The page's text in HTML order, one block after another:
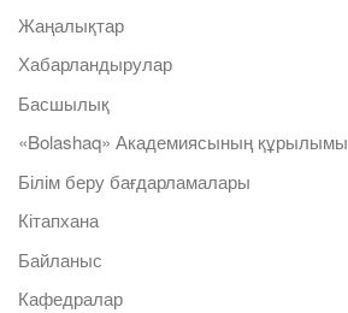
Жаңалықтар
Хабарландырулар
Басшылық
«Bolashaq» Академиясының құрылымы
Білім беру бағдарламалары
Кітапхана
Байланыс
Кафедралар